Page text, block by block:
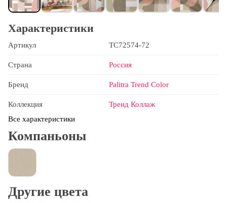
Характеристики
Артикул TC72574-72
Страна Россия
Бренд Palitra Trend Color
Коллекция
Тренд Коллаж
Все характеристики
Компаньоны
Другие цвета